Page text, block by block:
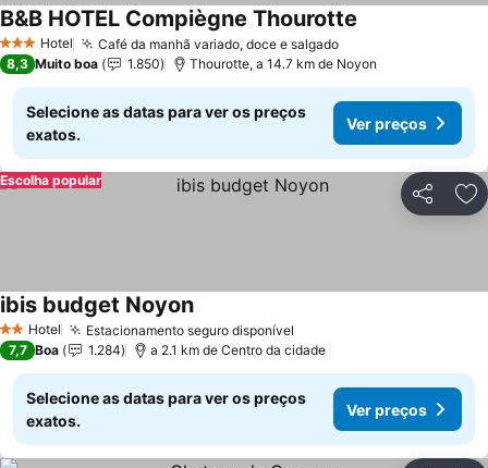
3 EstrelasHotel Café da manhã variado, doce e salgadoVer preços
B&B HOTEL Compiègne Thourotte
8,3 Muito boa 1.850 Thourotte, a 14.7 km de Noyon
Selecione as datas para ver os preços
exatos.
Ver preços
Partilhar
Escolha popular
2 Estrelas
Hotel Estacionamento seguro disponível
ibis budget NoyonVer preços
7,7 Boa 1.284 a 2.1 km de Centro da cidade
Selecione as datas para ver os preços
exatos.
Ver preços